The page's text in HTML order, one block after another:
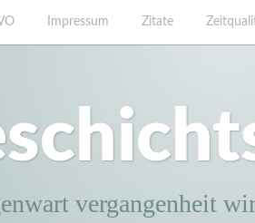
Impressum Zitate
vergangenheit